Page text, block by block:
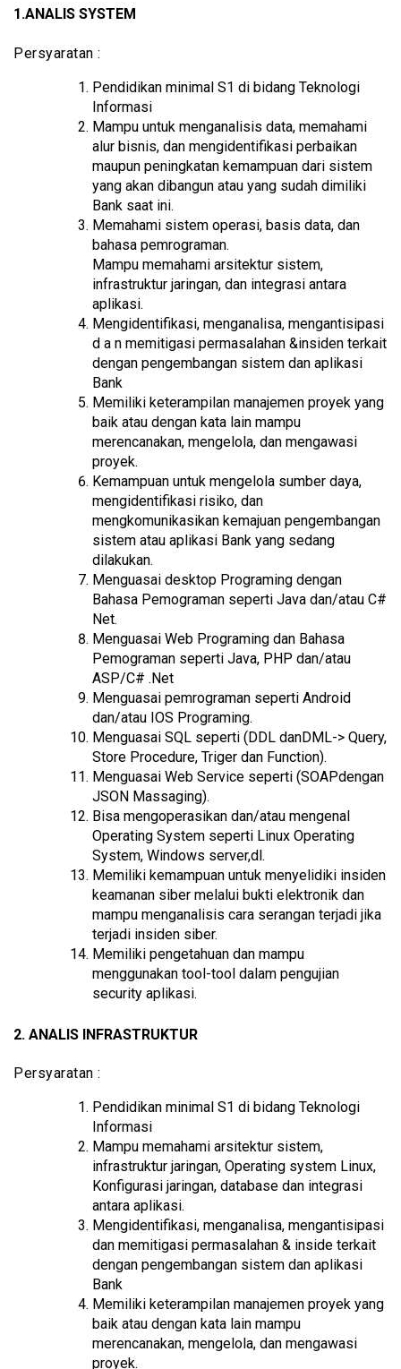
1.ANALIS SYSTEM
Persyaratan :
Pendidikan minimal S1 di bidang Teknologi
Informasi
Mampu untuk menganalisis data, memahami
alur bisnis, dan mengidentifikasi perbaikan
maupun peningkatan kemampuan dari sistem
yang akan dibangun atau yang sudah dimiliki
Bank saat ini.
Memahami sistem operasi, basis data, dan
bahasa pemrograman.
Mampu memahami arsitektur sistem,
infrastruktur jaringan, dan integrasi antara
aplikasi.
Mengidentifikasi, menganalisa, mengantisipasi
d a n memitigasi permasalahan &insiden terkait
dengan pengembangan sistem dan aplikasi
Bank
Memiliki keterampilan manajemen proyek yang
baik atau dengan kata lain mampu
merencanakan, mengelola, dan mengawasi
proyek.
Kemampuan untuk mengelola sumber daya,
mengidentifikasi risiko, dan
mengkomunikasikan kemajuan pengembangan
sistem atau aplikasi Bank yang sedang
dilakukan.
Menguasai desktop Programing dengan
Bahasa Pemograman seperti Java dan/atau C#
Net.
Menguasai Web Programing dan Bahasa
Pemograman seperti Java, PHP dan/atau
ASP/C# .Net
Menguasai pemrograman seperti Android
dan/atau IOS Programing.
Menguasai SQL seperti (DDL danDML-> Query,
Store Procedure, Triger dan Function).
Menguasai Web Service seperti (SOAPdengan
JSON Massaging).
Bisa mengoperasikan dan/atau mengenal
Operating System seperti Linux Operating
System, Windows server,dl.
Memiliki kemampuan untuk menyelidiki insiden
keamanan siber melalui bukti elektronik dan
mampu menganalisis cara serangan terjadi jika
terjadi insiden siber.
Memiliki pengetahuan dan mampu
menggunakan tool-tool dalam pengujian
security aplikasi.
2. ANALIS INFRASTRUKTUR
Persyaratan :
Pendidikan minimal S1 di bidang Teknologi
Informasi
Mampu memahami arsitektur sistem,
infrastruktur jaringan, Operating system Linux,
Konfigurasi jaringan, database dan integrasi
antara aplikasi.
Mengidentifikasi, menganalisa, mengantisipasi
dan memitigasi permasalahan & inside terkait
dengan pengembangan sistem dan aplikasi
Bank
Memiliki keterampilan manajemen proyek yang
baik atau dengan kata lain mampu
merencanakan, mengelola, dan mengawasi
proyek.